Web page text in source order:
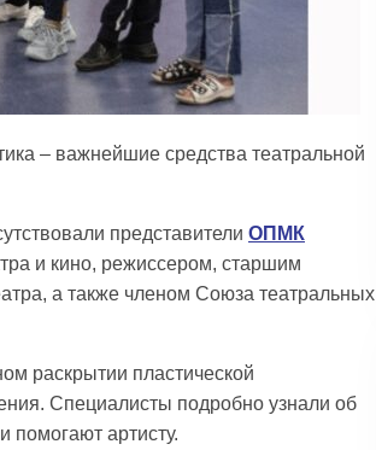
– важнейшие средства театральной
представители ОПМК
и кино, режиссером, старшим
а также членом Союза театральных
раскрытии пластической
Специалисты подробно узнали об
помогают артисту.